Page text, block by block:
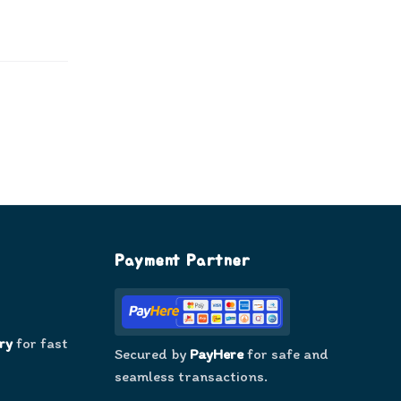
for fast
Payment Partner
Secured by PayHerefor safe and
seamless transactions.